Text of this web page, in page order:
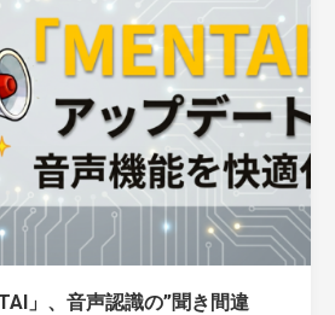
」、音声認識の”聞き間違